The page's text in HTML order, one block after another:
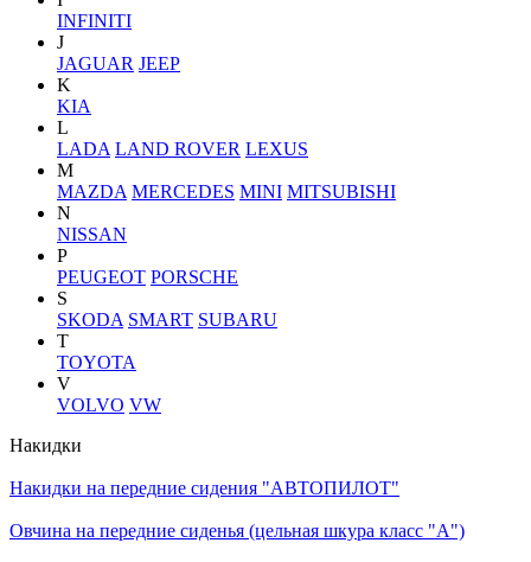
INFINITI
J
JAGUAR JEEP
K
KIA
L
LADA LAND ROVER LEXUS
M
MAZDA MERCEDES MINI MITSUBISHI
N
NISSAN
P
PEUGEOT PORSCHE
S
SKODA SMART SUBARU
T
TOYOTA
V
VOLVO VW
Накидки
Накидки на передние сидения "АВТОПИЛОТ"
Овчина на передние сиденья (цельная шкура класс "А")